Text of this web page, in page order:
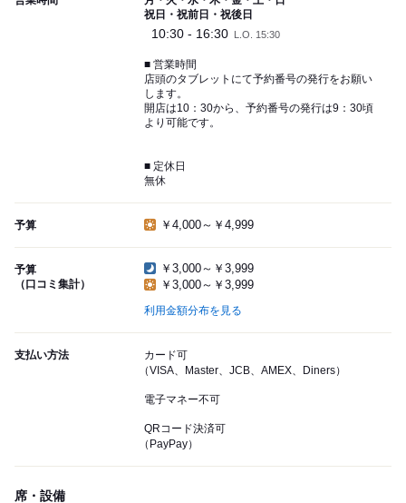
祝日・祝前日・祝後日
10:30 - 16:30 L.O. 15:30
■ 営業時間
店頭のタブレットにて予約番号の発行をお願い
します。
開店は10：30から、予約番号の発行は9：30頃
より可能です。
■ 定休日
無休
予算 ￥4,000～￥4,999
予算
（口コミ集計）
￥3,000～￥3,999
￥3,000～￥3,999
利用金額分布を見る
支払い方法
カード可
（VISA、Master、JCB、AMEX、Diners）
電子マネー不可
QRコード決済可
（PayPay）
席・設備